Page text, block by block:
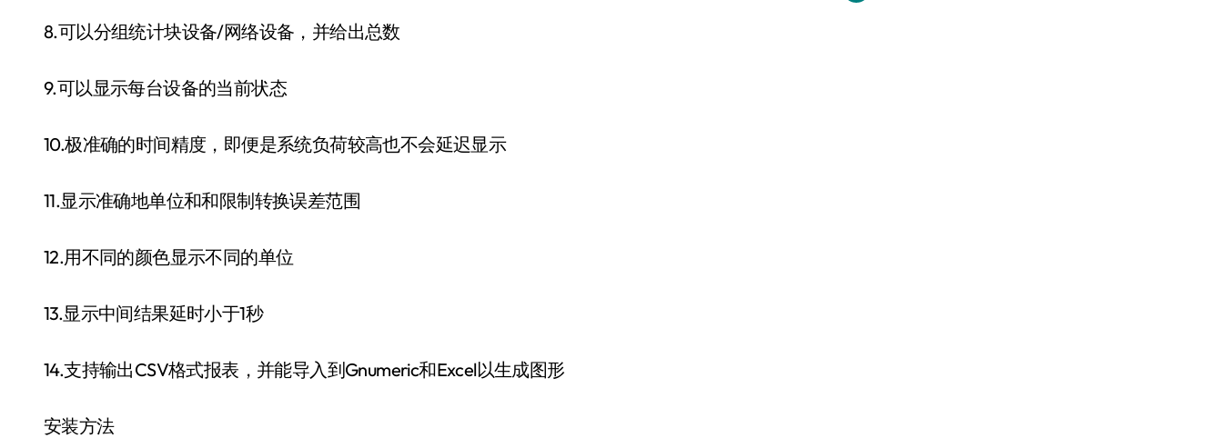
8.可以分组统计块设备/网络设备，并给出总数
9.可以显示每台设备的当前状态
10.极准确的时间精度，即便是系统负荷较高也不会延迟显示
11.显示准确地单位和和限制转换误差范围
12.用不同的颜色显示不同的单位
13.显示中间结果延时小于1秒
14.支持输出CSV格式报表，并能导入到Gnumeric和Excel以生成图形
安装方法